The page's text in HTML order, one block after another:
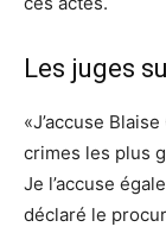
Les juges
«J’accuse
crimes les plus
Je l’accuse
déclaré le